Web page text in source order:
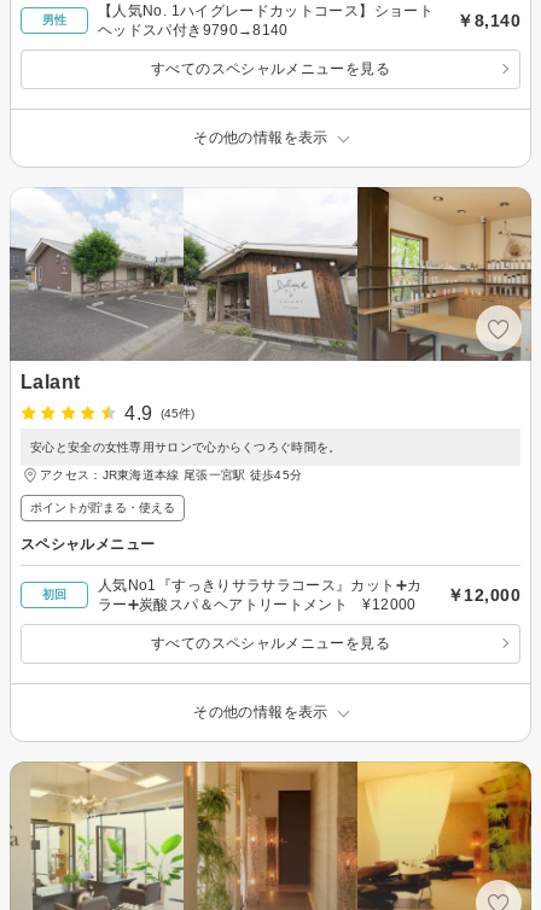
男性
【人気No. 1ハイグレードカットコース】ショート
ヘッドスパ付き9790→8140
￥8,140
すべてのスペシャルメニューを見る
その他の情報を表示
Lalant
4.9
(45件)
安心と安全の女性専用サロンで心からくつろぐ時間を。
アクセス：JR東海道本線 尾張一宮駅 徒歩45分
ポイントが貯まる・使える
スペシャルメニュー
初回
人気No1『すっきりサラサラコース』カット➕カ
ラー➕炭酸スパ＆ヘアトリートメント ¥12000
￥12,000
すべてのスペシャルメニューを見る
その他の情報を表示